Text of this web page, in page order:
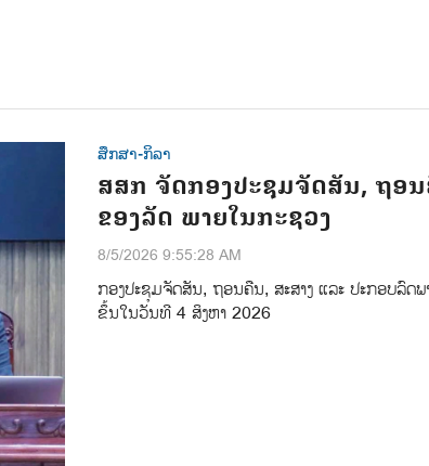
ສຶກສາ-ກິລາ
ສສກ ຈັດກອງປະຊຸມຈັດສັນ, ຖອ
ຂອງລັດ ພາຍໃນກະຊວງ
8/5/2026 9:55:28 AM
ກອງປະຊຸມຈັດສັນ, ຖອນຄືນ, ສະສາງ ແລະ ປະກອບລົດ
ຂຶ້ນໃນວັນທີ 4 ສິງຫາ 2026